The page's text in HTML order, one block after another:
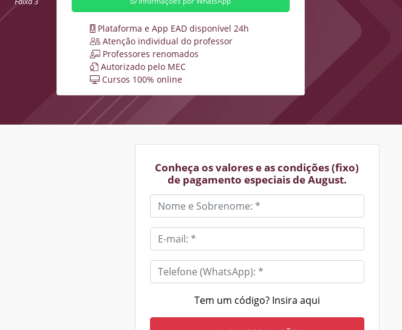
Plataforma e App EAD disponível 24h
Atenção individual do professor
Professores renomados
Autorizado pelo MEC
Cursos 100% online
Conheça os valores e as condições (fixo)
de pagamento especiais de August.
Tem um código? Insira aqui